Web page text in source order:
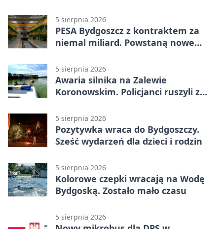
5 sierpnia 2026
PESA Bydgoszcz z kontraktem za
niemal miliard. Powstaną nowe
5 sierpnia 2026
Awaria silnika na Zalewie
Koronowskim. Policjanci ruszyli z
5 sierpnia 2026
Pozytywka wraca do Bydgoszczy.
Sześć wydarzeń dla dzieci i rodzin
5 sierpnia 2026
Kolorowe czepki wracają na Wodę
Bydgoską. Zostało mało czasu
5 sierpnia 2026